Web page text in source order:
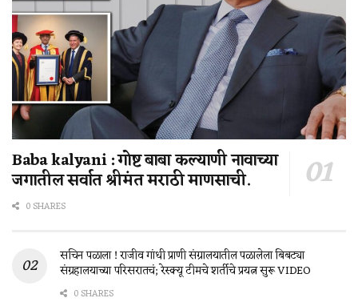
Baba kalyani : गोष्ट बाबा कल्याणी नावाच्या
जगातील सर्वात श्रीमंत मराठी माणसाची.
0 SHARES
सचिन पळाला ! राजीव गांधी प्राणी संग्रालयातील पळालेला बिबट्या
संग्रहालयाच्या परिसरातचं; रेस्क्यू टीमचे शर्तीचे प्रयत्न सुरू VIDEO
0 SHARES